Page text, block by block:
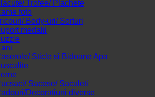
Trofee/ Plachete
foto
Body-uri/ Sorturi
medalii
Sticle si Bidoane Apa
Sacose/ Saculeti
Decoratiuni diverse